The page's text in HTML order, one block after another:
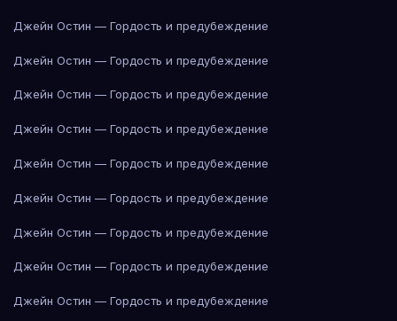
Джейн Остин — Гордость и предубеждение
Джейн Остин — Гордость и предубеждение
Джейн Остин — Гордость и предубеждение
Джейн Остин — Гордость и предубеждение
Джейн Остин — Гордость и предубеждение
Джейн Остин — Гордость и предубеждение
Джейн Остин — Гордость и предубеждение
Джейн Остин — Гордость и предубеждение
Джейн Остин — Гордость и предубеждение